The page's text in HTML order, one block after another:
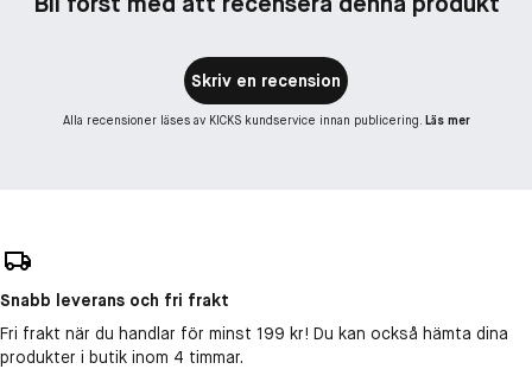
Skriv en recension
Alla recensioner läses av KICKS kundservice innan publicering. Läs mer
Snabb leverans och fri frakt
Fri frakt när du handlar för minst 199 kr! Du kan också hämta dina
produkter i butik inom 4 timmar.